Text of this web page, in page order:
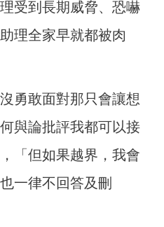
受到長期威脅、恐嚇
理全家早就都被肉
勇敢面對那只會讓想
與論批評我都可以接
「但如果越界，我會
一律不回答及刪